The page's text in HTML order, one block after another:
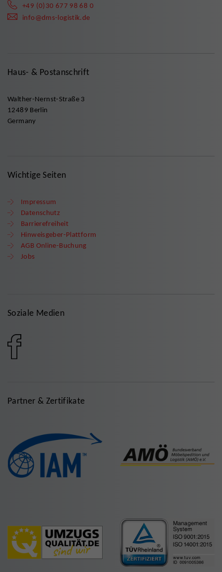
+49 (0)30 677 98 68 0
info@dms-logistik.de
Haus- & Postanschrift
Walther-Nernst-Straße 3
12489 Berlin
Germany
Wichtige Seiten
Impressum
Datenschutz
Barrierefreiheit
Hinweisgeber-Plattform
AGB Online-Buchung
Jobs
Soziale Medien
Partner & Zertifikate